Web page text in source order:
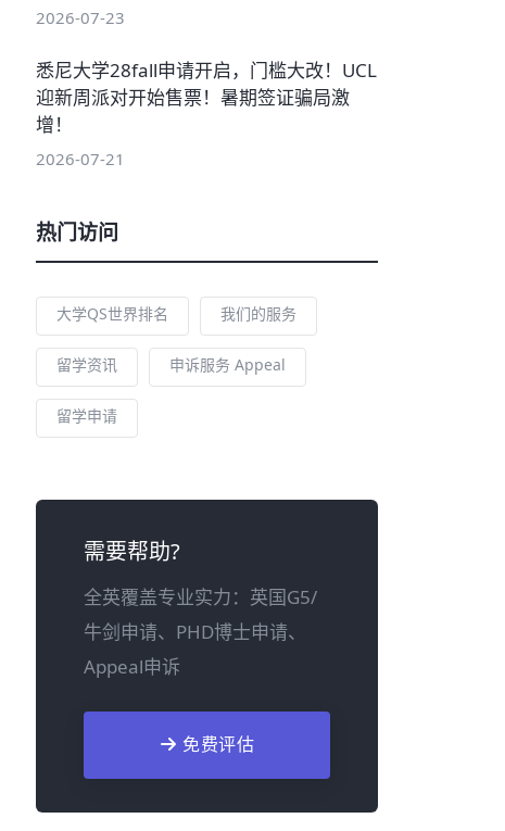
2026-07-23
悉尼大学28fall申请开启，门槛大改！UCL
迎新周派对开始售票！暑期签证骗局激
增！
2026-07-21
热门访问
大学QS世界排名 我们的服务
留学资讯 申诉服务 Appeal
留学申请
需要帮助?
全英覆盖专业实力：英国G5/
牛剑申请、PHD博士申请、
Appeal申诉
免费评估